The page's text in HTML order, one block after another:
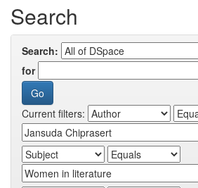
Search
Search:
for
Current filters: